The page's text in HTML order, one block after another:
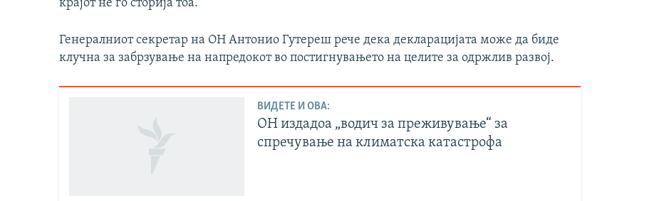
крајот не го сторија тоа.
Генералниот секретар на ОН Антонио Гутереш рече дека декларацијата може да биде
клучна за забрзување на напредокот во постигнувањето на целите за одржлив развој.
ВИДЕТЕ И ОВА:
ОН издадоа „водич за преживување“ за
спречување на климатска катастрофа